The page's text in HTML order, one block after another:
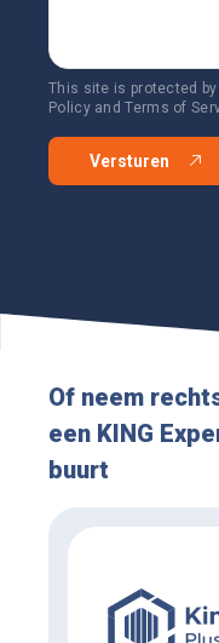
This site is protected by
Policy and Terms of
Versturen
Of neem
een KING
buurt